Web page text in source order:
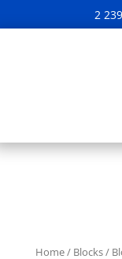
2
Home/ Blocks/